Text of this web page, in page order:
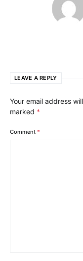
LEAVE A REPLY
Your email address
marked *
Comment *